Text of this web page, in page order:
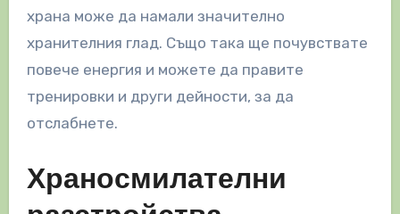
храна може да намали значително
хранителния глад. Също така ще почувствате
повече енергия и можете да правите
тренировки и други дейности, за да
отслабнете.
Храносмилателни